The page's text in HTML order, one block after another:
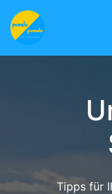
Skip
to
content
Tipps für